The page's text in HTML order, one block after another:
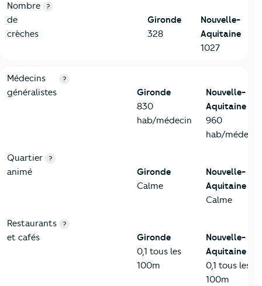
Nombre
de
crèches
?
Gironde
328
Nouvelle-
Aquitaine
1027
5-Commerces
Critères Gironde
Médecins
généralistes
?
Gironde
830
hab/médecin
Nouvelle-
Aquitaine
960
hab/médecin
Quartier
animé
?
Gironde
Calme
Nouvelle-
Aquitaine
Calme
Restaurants
et cafés
?
Gironde
0,1 tous les
100m
Nouvelle-
Aquitaine
0,1 tous les
100m